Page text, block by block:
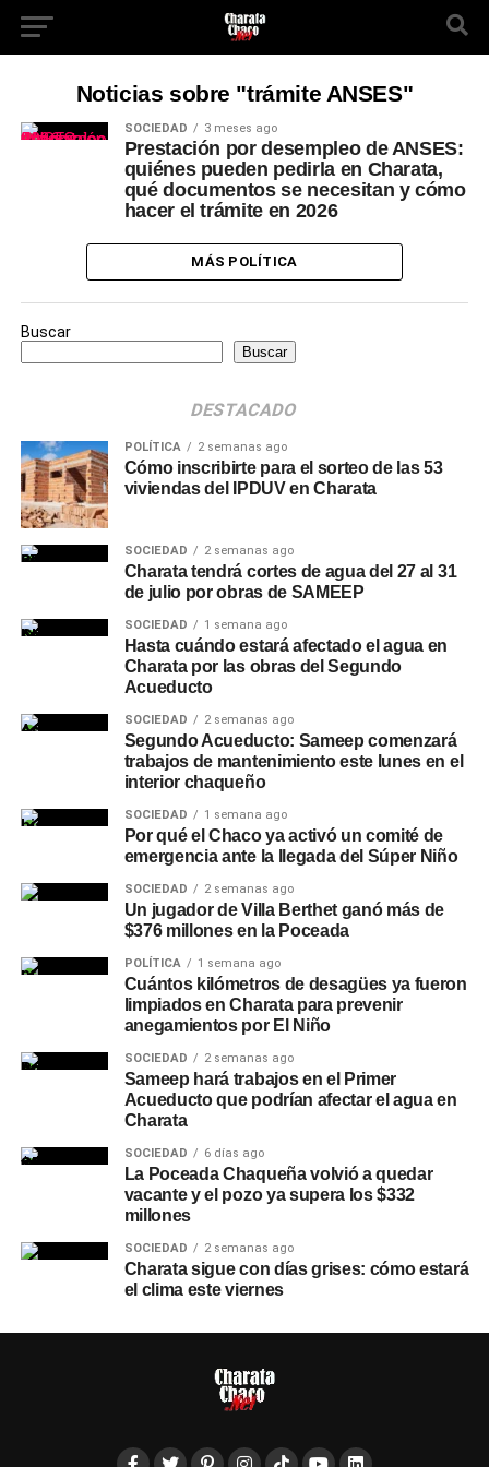
Noticias sobre "trámite ANSES"
SOCIEDAD 3 meses ago
Prestación por desempleo de ANSES:
quiénes pueden pedirla en Charata,
qué documentos se necesitan y cómo
hacer el trámite en 2026
MÁS POLÍTICA
Buscar
Buscar
DESTACADO
POLÍTICA 2 semanas ago
Cómo inscribirte para el sorteo de las 53
viviendas del IPDUV en Charata
SOCIEDAD 2 semanas ago
Charata tendrá cortes de agua del 27 al 31
de julio por obras de SAMEEP
SOCIEDAD 1 semana ago
Hasta cuándo estará afectado el agua en
Charata por las obras del Segundo
Acueducto
SOCIEDAD 2 semanas ago
Segundo Acueducto: Sameep comenzará
trabajos de mantenimiento este lunes en el
interior chaqueño
SOCIEDAD 1 semana ago
Por qué el Chaco ya activó un comité de
emergencia ante la llegada del Súper Niño
SOCIEDAD 2 semanas ago
Un jugador de Villa Berthet ganó más de
$376 millones en la Poceada
POLÍTICA 1 semana ago
Cuántos kilómetros de desagües ya fueron
limpiados en Charata para prevenir
anegamientos por El Niño
SOCIEDAD 2 semanas ago
Sameep hará trabajos en el Primer
Acueducto que podrían afectar el agua en
Charata
SOCIEDAD 6 días ago
La Poceada Chaqueña volvió a quedar
vacante y el pozo ya supera los $332
millones
SOCIEDAD 2 semanas ago
Charata sigue con días grises: cómo estará
el clima este viernes